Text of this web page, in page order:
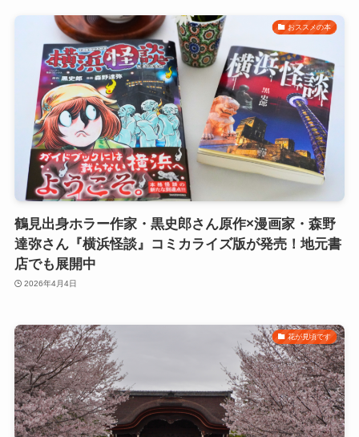
おススメの本
鶴見出身ホラー作家・黒史郎さん原作×漫画家・森野
達弥さん『横浜怪談』コミカライズ版が発売！地元書
店でも展開中
2026年4月4日
花が見頃です